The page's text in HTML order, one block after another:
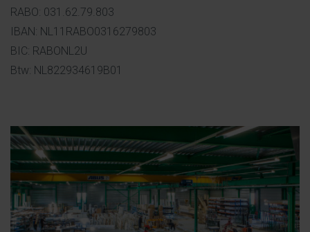
RABO: 031.62.79.803
IBAN: NL11RABO0316279803
BIC: RABONL2U
Btw: NL822934619B01